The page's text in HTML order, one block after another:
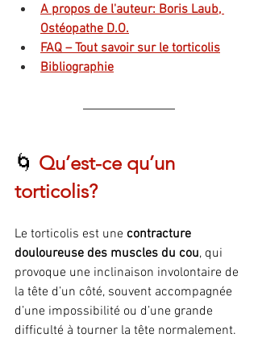
A propos de l'auteur: Boris Laub,
Ostéopathe D.O.
FAQ – Tout savoir sur le torticolis
Bibliographie
🌀 Qu’est-ce qu’un
torticolis?
Le torticolis est une contracture
douloureuse des muscles du cou, qui
provoque une inclinaison involontaire de
la tête d’un côté, souvent accompagnée
d’une impossibilité ou d’une grande
difficulté à tourner la tête normalement.